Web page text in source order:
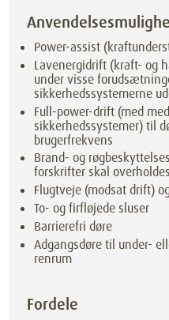
Power-assist
Lavenergidrift (kraft- og
under visse
sikkerhedssystemerne
Full-power-drift (med
sikkerhedssystemer) til
brugerfrekvens
Brand- og
forskrifter skal
Flugtveje (modsat drift)
To- og firfløjede sluser
Barrierefri døre
Adgangsdøre til under-
renrum
Fordele